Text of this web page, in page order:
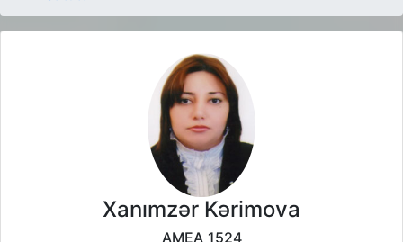
Xanımzər Kərimova
AMEA_1524